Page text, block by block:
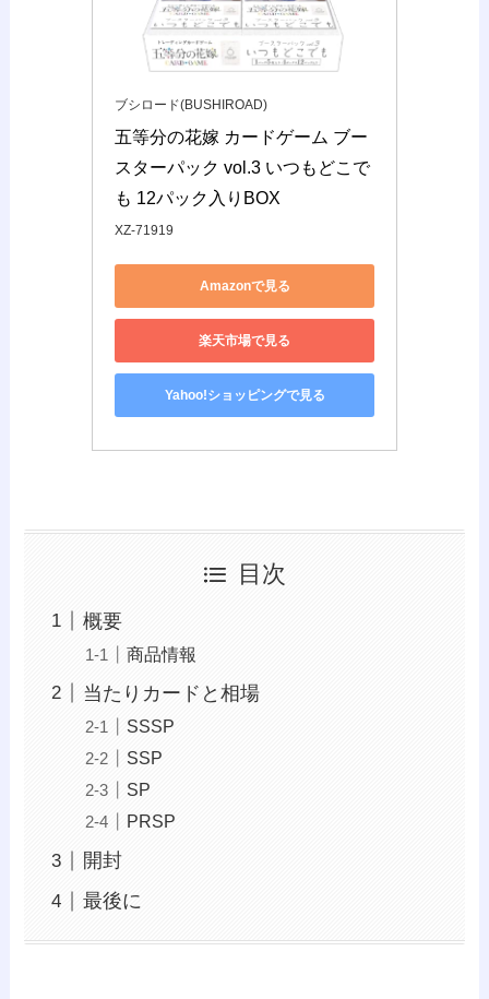
ブシロード(BUSHIROAD)
五等分の花嫁 カードゲーム ブー
スターパック vol.3 いつもどこで
も 12パック入りBOX
XZ-71919
Amazonで見る
楽天市場で見る
Yahoo!ショッピングで見る
目次
概要
商品情報
当たりカードと相場
SSSP
SSP
SP
PRSP
開封
最後に